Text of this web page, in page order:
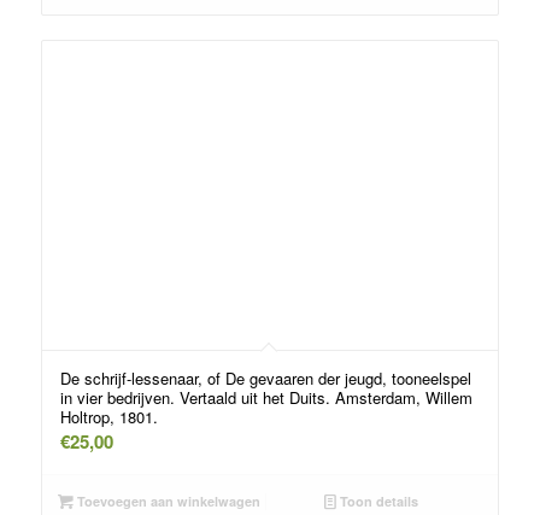
De schrijf-lessenaar, of De gevaaren der jeugd, tooneelspel
in vier bedrijven. Vertaald uit het Duits. Amsterdam, Willem
Holtrop, 1801.
€25,00
Toevoegen aan winkelwagen Toon details